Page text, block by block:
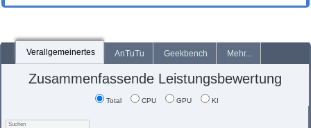
Verallgemeinertes AnTuTu Geekbench Mehr...
Zusammenfassende Leistungsbewertung
Total CPU GPU KI